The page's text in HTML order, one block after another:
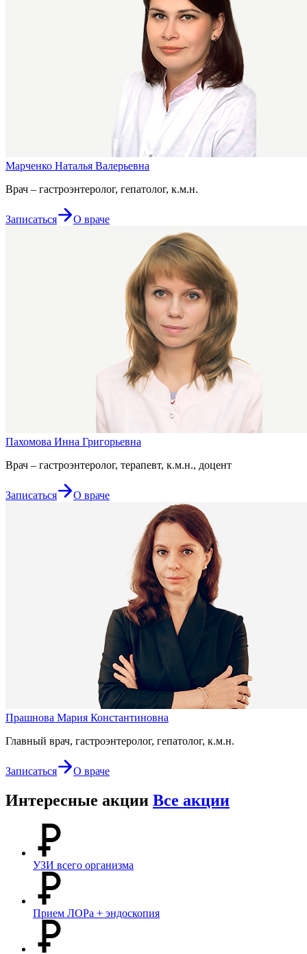
Марченко Наталья Валерьевна
Врач – гастроэнтеролог, гепатолог, к.м.н.
Записаться О враче
Пахомова Инна Григорьевна
Врач – гастроэнтеролог, терапевт, к.м.н., доцент
Записаться О враче
Прашнова Мария Константиновна
Главный врач, гастроэнтеролог, гепатолог, к.м.н.
Записаться О враче
Интересные акции Все акции
УЗИ всего организма
Прием ЛОРа + эндоскопия